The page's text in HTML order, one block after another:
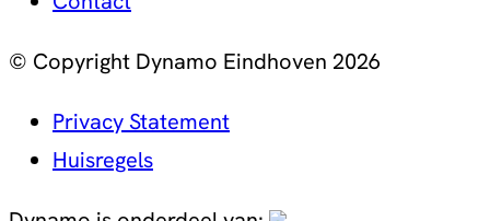
© Copyright Dynamo Eindhoven 2026
Privacy Statement
Huisregels